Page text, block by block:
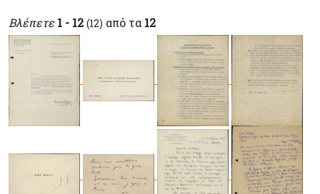
Βλέπετε 1 - 12 (12) από τα 12